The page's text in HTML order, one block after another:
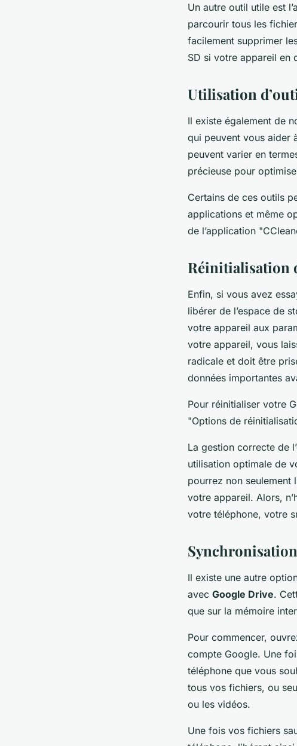
Un autre outil utile est
parcourir tous les
facilement supprimer
SD si votre appareil en
Utilisation
Il existe également de
qui peuvent vous aider
peuvent varier en
précieuse pour
Certains de ces outils
applications et même
de l’application
Réinitialisation
Enfin, si vous avez
libérer de l’espace de
votre appareil aux
votre appareil, vous
radicale et doit être
données importantes
Pour réinitialiser votre
"Options de
La gestion correcte de
utilisation optimale de
pourrez non seulement
votre appareil. Alors,
votre téléphone, votre
Il existe une autre
avec Google Drive.
que sur la mémoire
Pour commencer,
compte Google. Une
téléphone que vous
tous vos fichiers, ou
ou les vidéos.
Une fois vos fichiers